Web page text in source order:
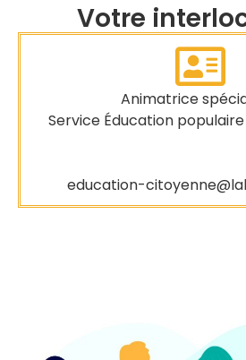
Votre
Animatrice
Service Éducation
education-